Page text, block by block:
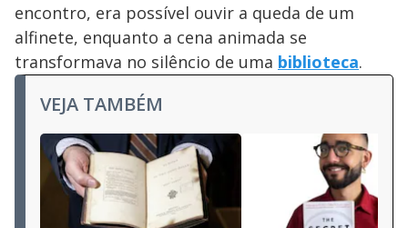
encontro, era possível ouvir a queda de um
alfinete, enquanto a cena animada se
transformava no silêncio de uma biblioteca.
VEJA TAMBÉM